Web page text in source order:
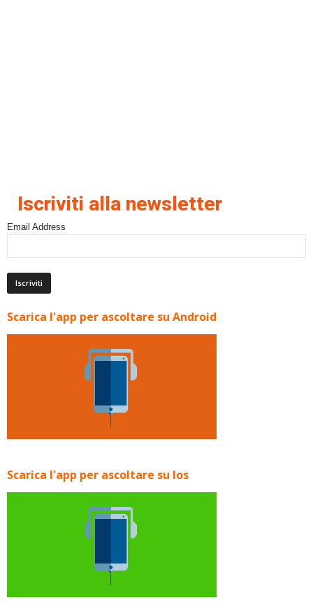
Iscriviti alla newsletter
Email Address
Scarica l'app per ascoltare su Android
Scarica l'app per ascoltare su Ios